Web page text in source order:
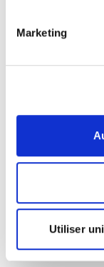
Marketing
Utiliser